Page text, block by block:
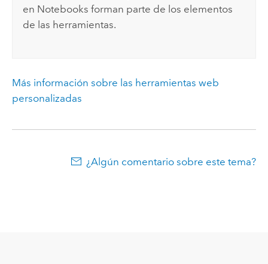
en Notebooks forman parte de los elementos
de las herramientas.
Más información sobre las herramientas web
personalizadas
¿Algún comentario sobre este tema?